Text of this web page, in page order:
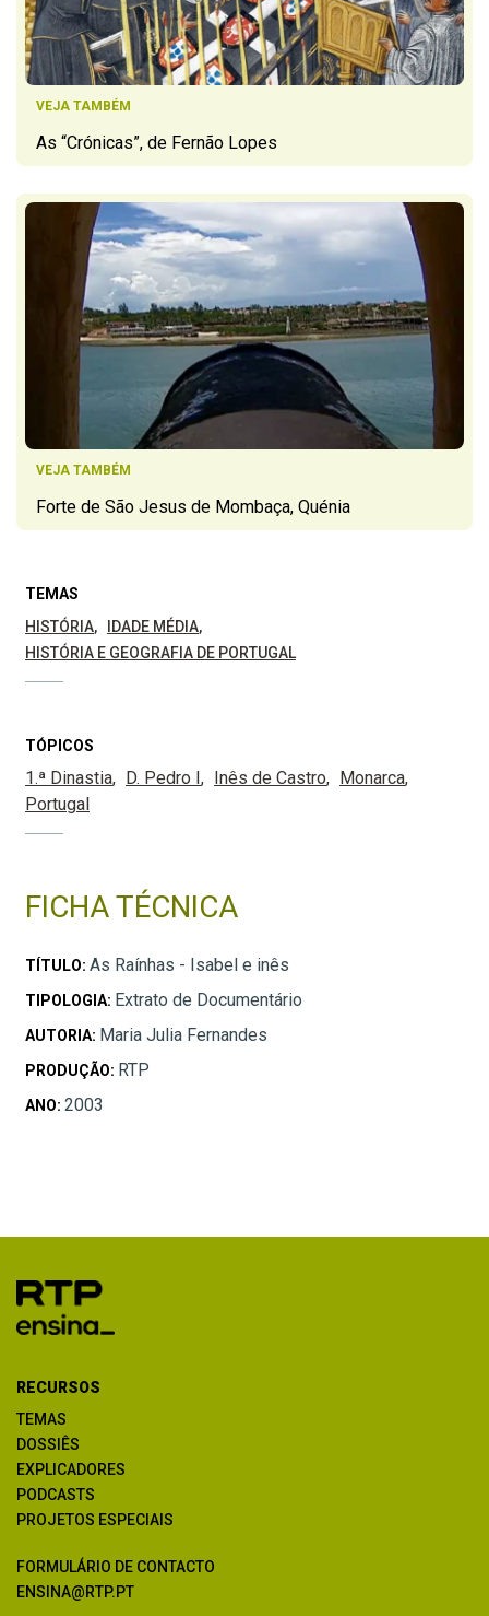
VEJA TAMBÉM
As “Crónicas”, de Fernão Lopes
VEJA TAMBÉM
Forte de São Jesus de Mombaça, Quénia
TEMAS
HISTÓRIA
IDADE MÉDIA
HISTÓRIA E GEOGRAFIA DE PORTUGAL
TÓPICOS
1.ª Dinastia D. Pedro I Inês de Castro
Monarca
Portugal
FICHA TÉCNICA
TÍTULO: As Raínhas - Isabel e inês
TIPOLOGIA: Extrato de Documentário
AUTORIA: Maria Julia Fernandes
PRODUÇÃO: RTP
ANO: 2003
RECURSOS
TEMAS
DOSSIÊS
EXPLICADORES
PODCASTS
PROJETOS ESPECIAIS
FORMULÁRIO DE CONTACTO
ENSINA@RTP.PT